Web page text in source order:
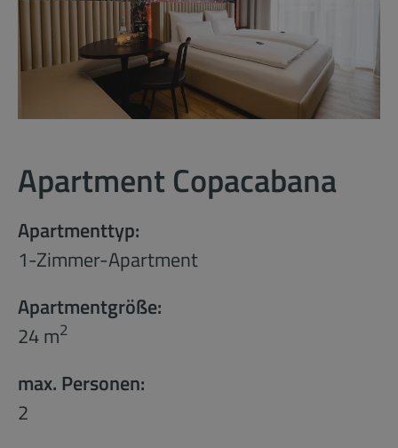
Apartment Copacabana
Apartmenttyp:
1-Zimmer-Apartment
Apartmentgröße:
24 m2
max. Personen:
2